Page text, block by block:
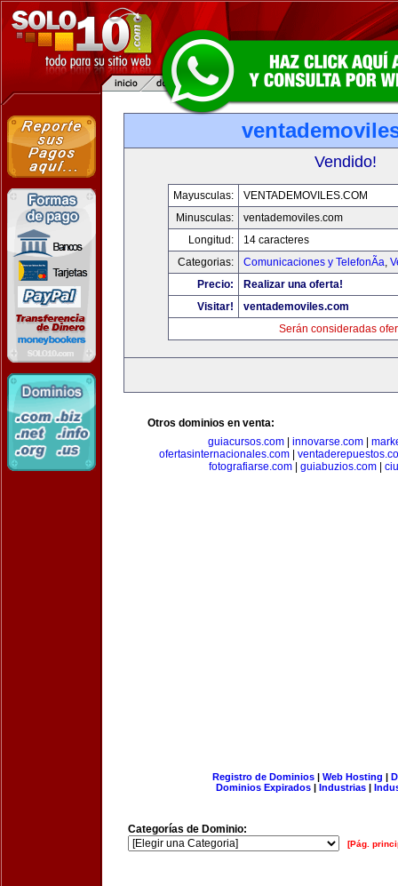
Vendido!
Mayusculas:
VENTADEMOVILES.COM
Minusculas:
ventademoviles.com
Longitud:
14 caracteres
Categorias:
Comunicaciones y TelefonÃ­a,
Precio:
Realizar una oferta!
Visitar!
ventademoviles.com
Serán consideradas
Otros dominios en venta:
guiacursos.com| innovarse.com|
ofertasinternacionales.com|
fotografiarse.com| guiabuzios.com|
Registro de Dominios| Web Hosting |
Dominios Expirados | Industrias |
Categorías de Dominio:
[Pág.